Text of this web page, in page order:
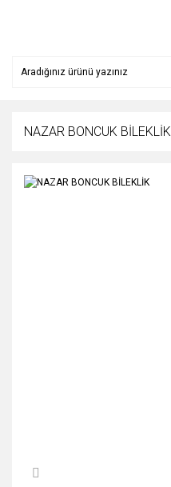
NAZAR BONCUK BİLEKLİK